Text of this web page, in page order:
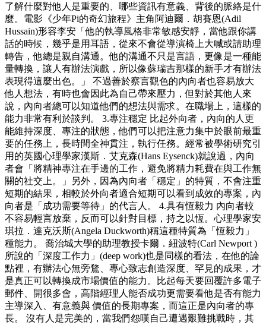
了解什麼對他人是重要的、哪些資訊有意義、背後的脈絡是什
麼。電影《少年Pi的奇幻旅程》主角阿迪爾．胡賽恩(Adil
Hussain)形容李安「他的執導風格非常敏感安靜，當他跟你講
話的時候，幾乎是用耳語，從來不會從導演椅上大喊或請助理
轉告，他總是親自溝通。他的溝通不只是言語，更像是一種能
量轉換，讓人有辦法演戲，所以像蘇瑞吉那樣的新手才有辦法
表現得這麼出色。」 不過善於察言觀色的內向者也容易放大
他人想法，有時也會因此為自己帶來壓力，但對於其他人來
說，內向者總可以知道他們的想法與需求。在職場上，這樣的
能力非常有利於談判。 3.專注穩定 比起外向者，內向的人更
能維持深度、專注的狀態，他們可以把注意力集中於眼前最重
要的任務上，長時間全神貫注，執行任務。經常被學術研究引
用的英國心理學家漢斯．艾克森(Hans Eysenck)就說過，內向
者會「將精神專注在手邊的工作，避免將精力耗費在與工作無
關的社交上。」另外，因為內向者「穩定」的特質，不會注重
短期的結果，相較於外向者適合短期可以看到成效的專案，內
向者是「成功需要等待」的代言人。 4.具有恆毅力 內向者較
不容易輕言放棄，反而可以針對目標，持之以恆。心理學家安
琪拉．達克沃斯(Angela Duckworth)稱這種特質為「恆毅力」
種能力。 喬治城大學的助理教授卡爾．紐波特(Carl Newport )
所說的「深度工作力」(deep work)也是同樣的看法，在他的論
點裡，有辦法心無旁鶩、專心致志創造深度、罕見的成果，才
是真正可以轉換成市場價值的能力。比起每天要回覆許多電子
郵件、開很多會，高階經理人能否成功更需要看他是否有能力
主導深入、有意義與 價值的長期專案，而這正是內向者的專
長。 沒有人是完美的，當我們怨嘆自己遭遇艱難挑戰時，其